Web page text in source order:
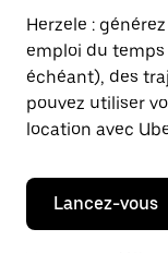
Herzele :
emploi du
échéant), des
pouvez utiliser
location avec
Lancez-vous